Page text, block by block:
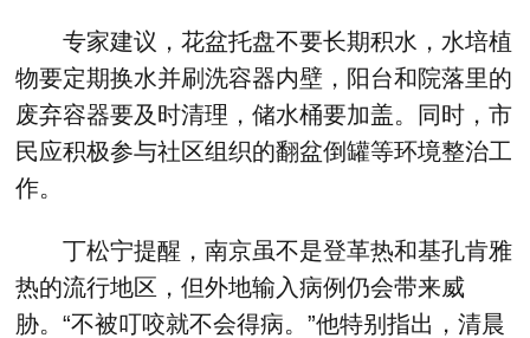
专家建议，花盆托盘不要长期积水，水培植
物要定期换水并刷洗容器内壁，阳台和院落里的
废弃容器要及时清理，储水桶要加盖。同时，市
民应积极参与社区组织的翻盆倒罐等环境整治工
作。
丁松宁提醒，南京虽不是登革热和基孔肯雅
热的流行地区，但外地输入病例仍会带来威
胁。“不被叮咬就不会得病。”他特别指出，清晨